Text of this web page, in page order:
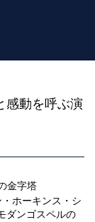
感動を呼ぶ演
金字塔
ホーキンス・シ
ダンゴスペルの